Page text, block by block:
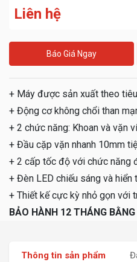
Liên hệ
Báo Giá Ngay
+ Máy được sản xuất theo
+ Động cơ không chổi than
+ 2 chức năng: Khoan và vặn
+ Đầu cặp vặn nhanh 10mm
+ 2 cấp tốc độ với chức năng
+ Đèn LED chiếu sáng và hiển
+ Thiết kế cực kỳ nhỏ gọn với
BẢO HÀNH 12 THÁNG
Thông tin sản phẩm